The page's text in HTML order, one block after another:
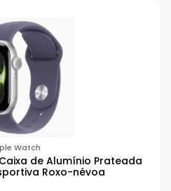
Watch
de Alumínio Prateada
Roxo-névoa